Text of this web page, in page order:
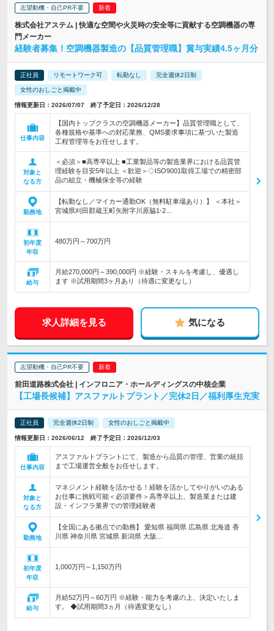
志望動機・自己PR不要
株式会社アステム | 快適な空間や火災時の安全等に貢献する空調機器の専
門メーカー
経験者募集！空調機器製造の【品質管理職】賞与実績4.5ヶ月分
正社員 リモートワーク可 転勤なし 完全週休2日制
女性のおしごと掲載中
情報更新日：2026/07/07 終了予定日：2026/12/28
仕事内容
【国内トップクラスの空調機器メーカー】品質管理職として、
各種規格や基準への対応業務、QMS要求事項に基づいた製造
工程管理等をお任せします。
対象と
なる方
＜必須＞■高専卒以上 ■工業製品等の製造業界における品質管
理経験を目安5年以上 ＜歓迎＞◇ISO9001取得工場での精密部
品の組立・機械保全等の経験
勤務地
【転勤なし／マイカー通勤OK（無料駐車場あり）】 ＜本社＞
宮城県刈田郡蔵王町矢附字川原脇1-2…
初年度
年収
480万円～700万円
給与
月給270,000円～390,000円 ※経験・スキルを考慮し、優遇し
ます ※試用期間3ヶ月あり（待遇に変更なし）
求人詳細を見る 気になる
志望動機・自己PR不要
前田道路株式会社 | インフロニア・ホールディングスの中核企業
【工場長候補】アスファルトプラント／完休2日／福利厚生充実
正社員 完全週休2日制 女性のおしごと掲載中
情報更新日：2026/06/12 終了予定日：2026/12/03
仕事内容
アスファルトプラントにて、製造から品質の管理、営業の統括
まで工場運営全般をお任せします。
対象と
なる方
マネジメント経験を活かせる！経験を活かしてやりがいのある
お仕事に挑戦可能＜必須要件＞高専卒以上、製造業または建
設・インフラ業界での管理経験者
勤務地
【全国にある拠点での勤務】 愛知県 福岡県 広島県 北海道 香
川県 神奈川県 宮城県 新潟県 大阪…
初年度
年収
1,000万円～1,150万円
給与
月給52万円～60万円 ※経験・能力を考慮の上、決定いたしま
す。 ◆試用期間3ヵ月（待遇変更なし）